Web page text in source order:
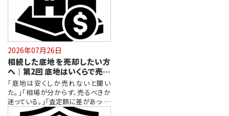
2026年07月26日
相続した底地を売却したい方
へ｜第2回 底地はいくらで売れ
る？価格が決まるポイント
「底地は安くしか売れないと聞い
た。」「相場が分からず、売るべきか
迷っている。」「査定額に差があって、
ど…